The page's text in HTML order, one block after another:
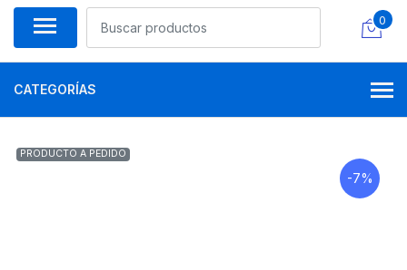
0
CATEGORÍAS
PRODUCTO A PEDIDO
-7%